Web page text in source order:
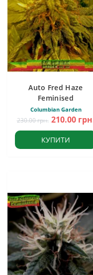
Auto Fred Haze
Feminised
Columbian Garden
230.00 грн. 210.00
КУПИТИ